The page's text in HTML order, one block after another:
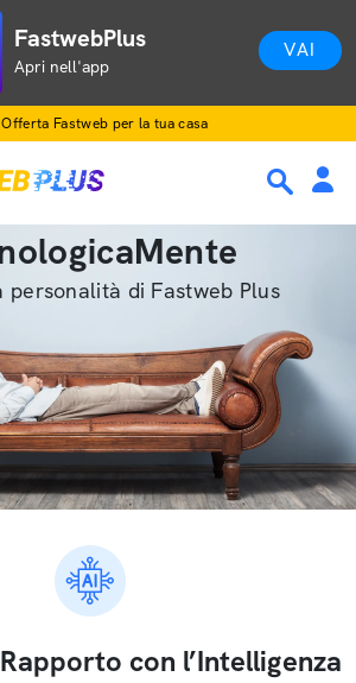
FastwebPlus
Apri nell'app
VAI
Offerta Fastweb per la tua casa
personalità di Fastweb Plus
con l’Intelligenza